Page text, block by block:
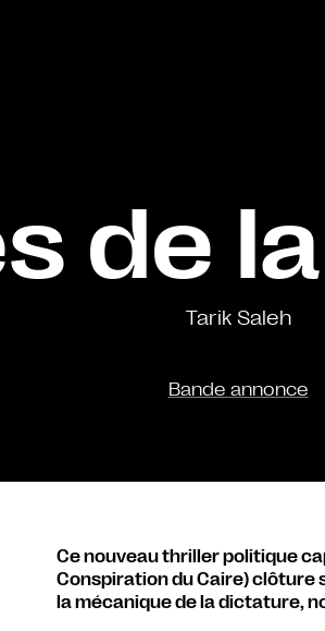
de
Tarik Saleh
Bande annonce
Ce nouveau thriller politique
Conspiration du Caire) clôture
la mécanique de la dictature,